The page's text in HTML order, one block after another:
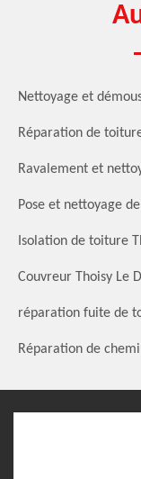
Nettoyage et
Réparation de
Ravalement et
Pose et nettoyage
Isolation de toiture
Couvreur Thoisy Le
réparation fuite de
Réparation de